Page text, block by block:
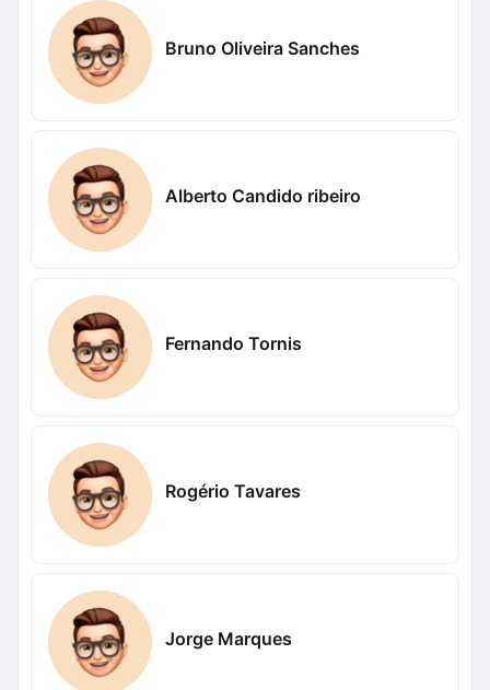
Bruno Oliveira Sanches
Alberto Candido ribeiro
Fernando Tornis
Rogério Tavares
Jorge Marques